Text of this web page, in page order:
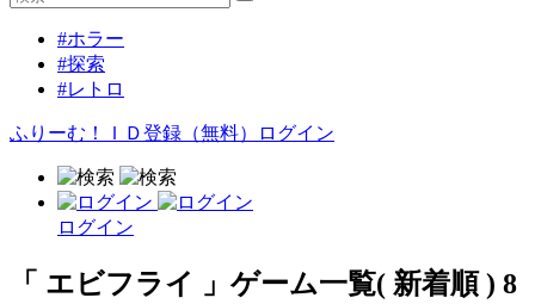
#ホラー
#探索
#レトロ
ふりーむ！ＩＤ登録（無料） ログイン
ログイン
「 エビフライ 」ゲーム一覧( 新着順 ) 8